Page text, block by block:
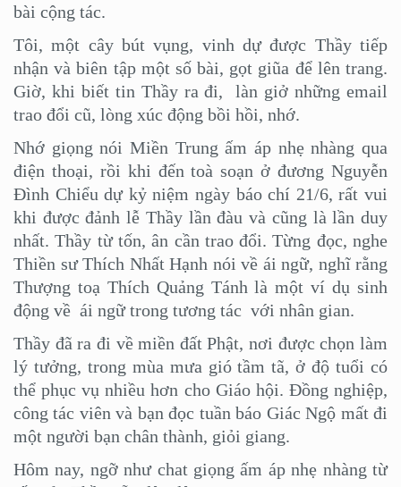
bài cộng tác.
Tôi, một cây bút vụng, vinh dự được Thầy tiếp
nhận và biên tập một số bài, gọt giũa để lên trang.
Giờ, khi biết tin Thầy ra đi, làn giở những email
trao đổi cũ, lòng xúc động bồi hồi, nhớ.
Nhớ giọng nói Miền Trung ấm áp nhẹ nhàng qua
điện thoại, rồi khi đến toà soạn ở đương Nguyễn
Đình Chiểu dự kỷ niệm ngày báo chí 21/6, rất vui
khi được đảnh lễ Thầy lần đàu và cũng là lần duy
nhất. Thầy từ tốn, ân cần trao đổi. Từng đọc, nghe
Thiền sư Thích Nhất Hạnh nói về ái ngữ, nghĩ rằng
Thượng toạ Thích Quảng Tánh là một ví dụ sinh
động về ái ngữ trong tương tác với nhân gian.
Thầy đã ra đi về miền đất Phật, nơi được chọn làm
lý tưởng, trong mùa mưa gió tầm tã, ở độ tuổi có
thể phục vụ nhiều hơn cho Giáo hội. Đồng nghiệp,
công tác viên và bạn đọc tuần báo Giác Ngộ mất đi
một người bạn chân thành, giỏi giang.
Hôm nay, ngỡ như chat giọng ấm áp nhẹ nhàng từ